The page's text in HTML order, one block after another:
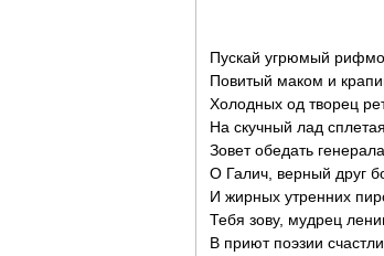
Пускай угрюмый
Повитый маком и
Холодных од творец
На скучный лад
Зовет обедать
О Галич, верный друг
И жирных утренних
Тебя зову, мудрец
В приют поэзии